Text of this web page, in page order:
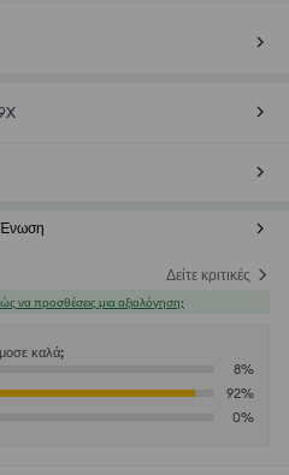
Δείτε κριτικές
να προσθέσεις μια αξιολόγηση;
καλά;
8%
92%
0%